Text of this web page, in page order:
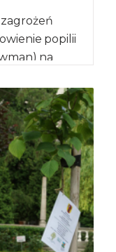
popilii
na